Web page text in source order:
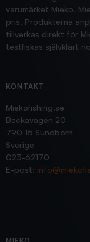
varumärket Mieko.
pris. Produkterna
tillverkas direkt för
testfiskas självklart
KONTAKT
Miekofishing.se
Backavägen 20
790 15 Sundborn
Sverige
023-62170
E-post: